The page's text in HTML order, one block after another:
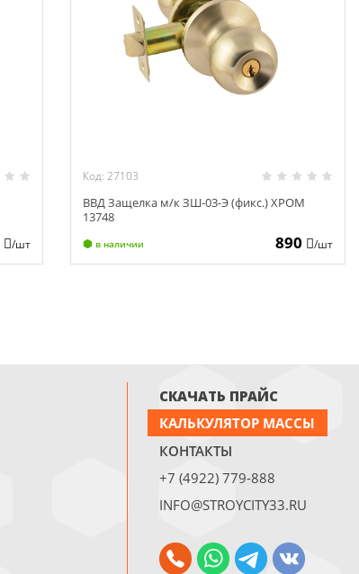
/шт
Код: 27103
ВВД Защелка м/к ЗШ-03-Э (фикс.) ХРОМ
13748
в наличии 890 /шт
СКАЧАТЬ ПРАЙС
КАЛЬКУЛЯТОР МАССЫ
КОНТАКТЫ
+7 (4922) 779-888
INFO@STROYCITY33.RU